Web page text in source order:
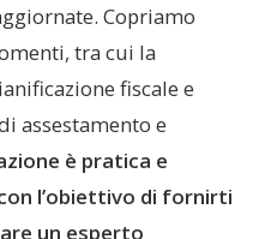
Copriamo
tra cui la
fiscale e
assestamento e
è pratica e
l’obiettivo di fornirti
un esperto